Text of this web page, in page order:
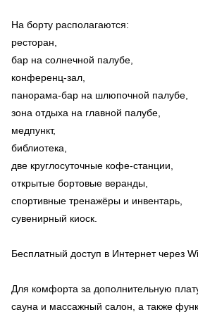
На борту располагаются:
ресторан,
бар на солнечной палубе,
конференц-зал,
панорама-бар на шлюпочной палубе,
зона отдыха на главной палубе,
медпункт,
библиотека,
две круглосуточные кофе-станции,
открытые бортовые веранды,
спортивные тренажёры и инвентарь,
сувенирный киоск.
Бесплатный доступ в Интернет через
Для комфорта за дополнительную
сауна и массажный салон, а также